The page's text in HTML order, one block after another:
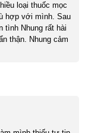
loại thuốc mọc
hợp với mình. Sau
tình Nhung rất hài
thận. Nhung cảm